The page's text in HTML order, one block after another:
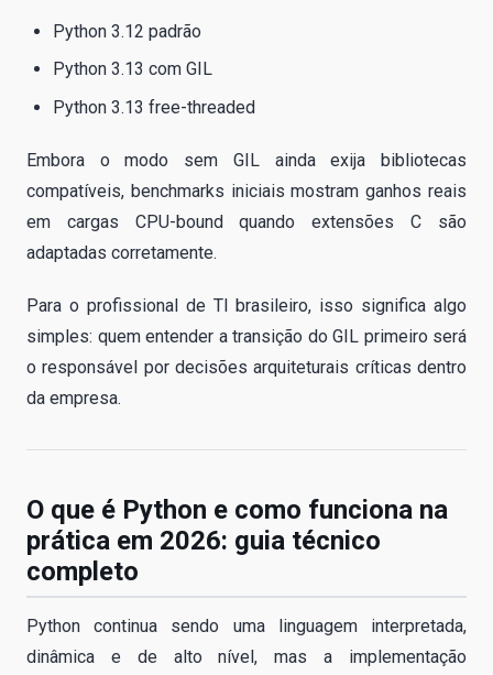
Python 3.12 padrão
Python 3.13 com GIL
Python 3.13 free-threaded
Embora o modo sem GIL ainda exija bibliotecas
compatíveis, benchmarks iniciais mostram ganhos reais
em cargas CPU-bound quando extensões C são
adaptadas corretamente.
Para o profissional de TI brasileiro, isso significa algo
simples: quem entender a transição do GIL primeiro será
o responsável por decisões arquiteturais críticas dentro
da empresa.
O que é Python e como funciona na
prática em 2026: guia técnico
completo
Python continua sendo uma linguagem interpretada,
dinâmica e de alto nível, mas a implementação